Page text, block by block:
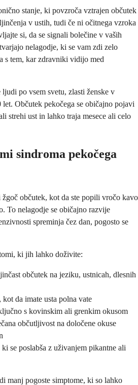
stanje, ki povzroča vztrajen občutek
v ustih, tudi če ni očitnega vzroka
si, da se signali bolečine v vaših
nelagodje, ki se vam zdi zelo
s tem, kar zdravniki vidijo med
po vsem svetu, zlasti ženske v
let. Občutek pekočega se običajno pojavi
strehi ust in lahko traja mesece ali celo
sindroma pekočega
občutek, kot da ste popili vročo kavo
To nelagodje se običajno razvije
spreminja čez dan, pogosto se
ki jih lahko doživite:
občutek na jeziku, ustnicah, dlesnih
kot da imate usta polna vate
s kovinskim ali grenkim okusom
občutljivost na določene okuse
se poslabša z uživanjem pikantne ali
manj pogoste simptome, ki so lahko